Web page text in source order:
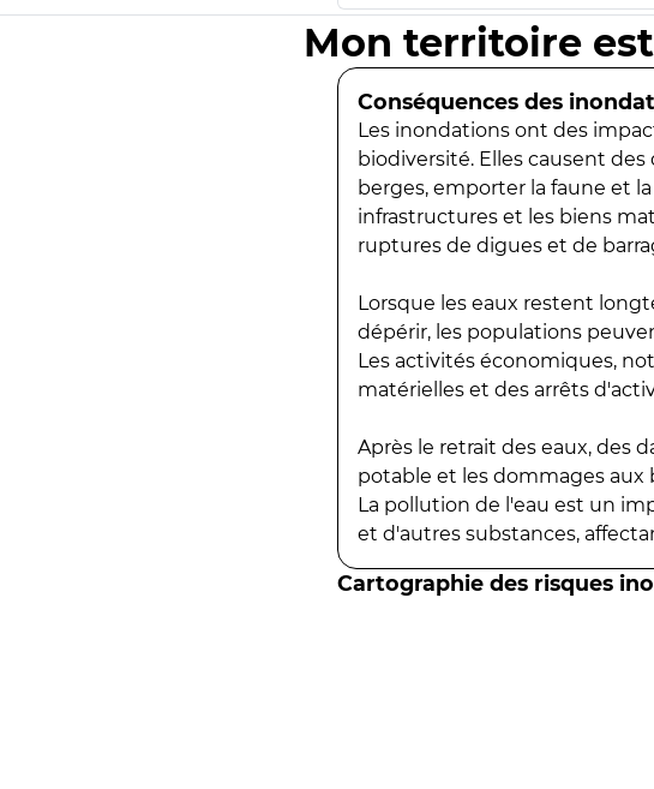
Mon territoire
Conséquences des
Les inondations ont des
biodiversité. Elles causent
berges, emporter la faune et
infrastructures et les biens
ruptures de digues et de
Lorsque les eaux restent
dépérir, les populations
Les activités économiques,
matérielles et des arrêts
Après le retrait des eaux, des
potable et les dommages
La pollution de l'eau est un
et d'autres substances,
Cartographie des risques